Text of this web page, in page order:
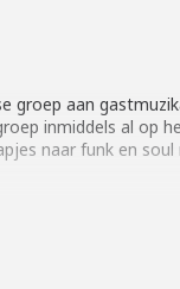
groep aan
inmiddels al op
naar funk en